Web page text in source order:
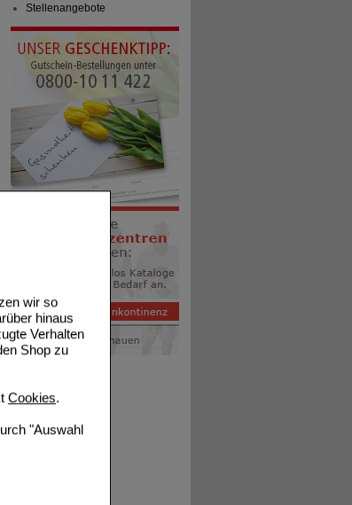
wir so
hinaus
Verhalten
Shop zu
Cookies.
"Auswahl
Stellenangebote